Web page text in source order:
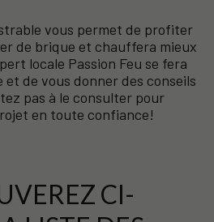
vous permet de profiter
de brique et chauffera mieux
locale Passion Feu se fera
de vous donner des conseils
pas à le consulter pour
en toute confiance!
CI-